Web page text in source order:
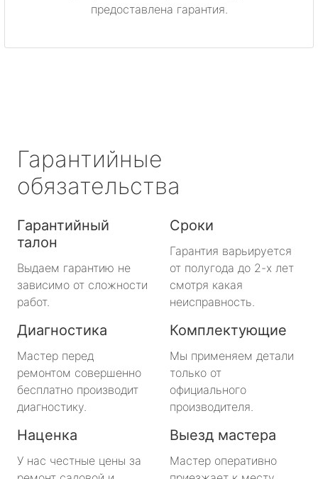
предоставлена гарантия.
Гарантийные
обязательства
Гарантийный
талон
Выдаем гарантию не
зависимо от сложности
работ.
Сроки
Гарантия варьируется
от полугода до 2-х лет
смотря какая
неисправность.
Диагностика
Мастер перед
ремонтом совершенно
бесплатно производит
диагностику.
Комплектующие
Мы применяем детали
только от
официального
производителя.
Наценка
У нас честные цены за
Выезд мастера
Мастер оперативно